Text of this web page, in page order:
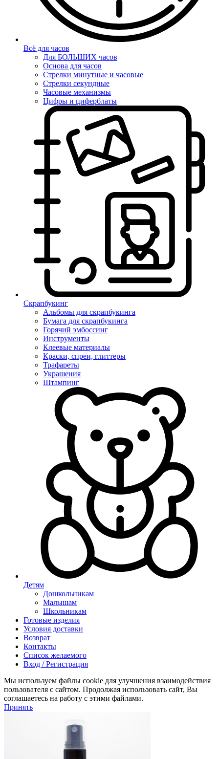
Всё для часов
Для БОЛЬШИХ часов
Основа для часов
Стрелки минутные и часовые
Стрелки секундные
Часовые механизмы
Цифры и циферблаты
Скрапбукинг
Альбомы для скрапбукинга
Бумага для скрапбукинга
Горячий эмбоссинг
Инструменты
Клеевые материалы
Краски, спреи, глиттеры
Трафареты
Украшения
Штампинг
Детям
Дошкольникам
Малышам
Школьникам
Готовые изделия
Условия доставки
Возврат
Контакты
Список желаемого
Вход / Регистрация
Мы используем файлы cookie для улучшения взаимодействия
пользователя с сайтом. Продолжая использовать сайт, Вы
соглашаетесь на работу с этими файлами.
Принять